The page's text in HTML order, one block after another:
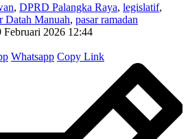
, DPRD Palangka Raya, legislatif,
Datah Manuah, pasar ramadan
Februari 2026 12:44
Whatsapp Copy Link